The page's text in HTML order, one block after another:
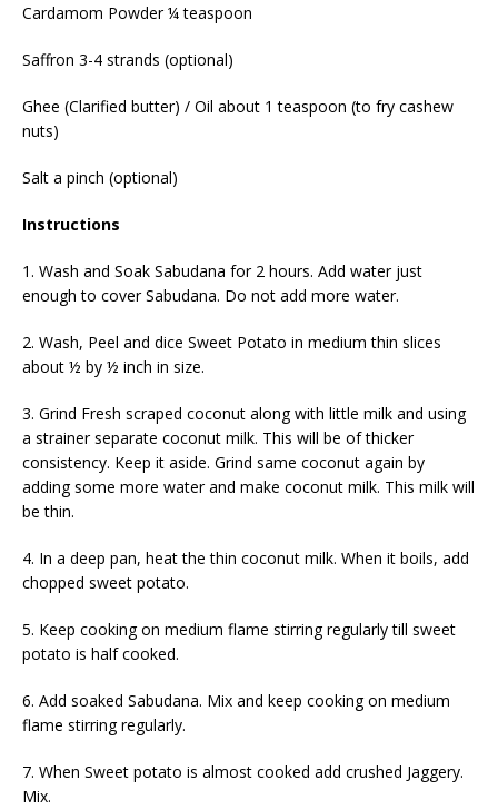
Cardamom Powder ¼ teaspoon
Saffron 3-4 strands (optional)
Ghee (Clarified butter) / Oil about 1 teaspoon (to fry cashew
nuts)
Salt a pinch (optional)
Instructions
1. Wash and Soak Sabudana for 2 hours. Add water just
enough to cover Sabudana. Do not add more water.
2. Wash, Peel and dice Sweet Potato in medium thin slices
about ½ by ½ inch in size.
3. Grind Fresh scraped coconut along with little milk and using
a strainer separate coconut milk. This will be of thicker
consistency. Keep it aside. Grind same coconut again by
adding some more water and make coconut milk. This milk will
be thin.
4. In a deep pan, heat the thin coconut milk. When it boils, add
chopped sweet potato.
5. Keep cooking on medium flame stirring regularly till sweet
potato is half cooked.
6. Add soaked Sabudana. Mix and keep cooking on medium
flame stirring regularly.
7. When Sweet potato is almost cooked add crushed Jaggery.
Mix.